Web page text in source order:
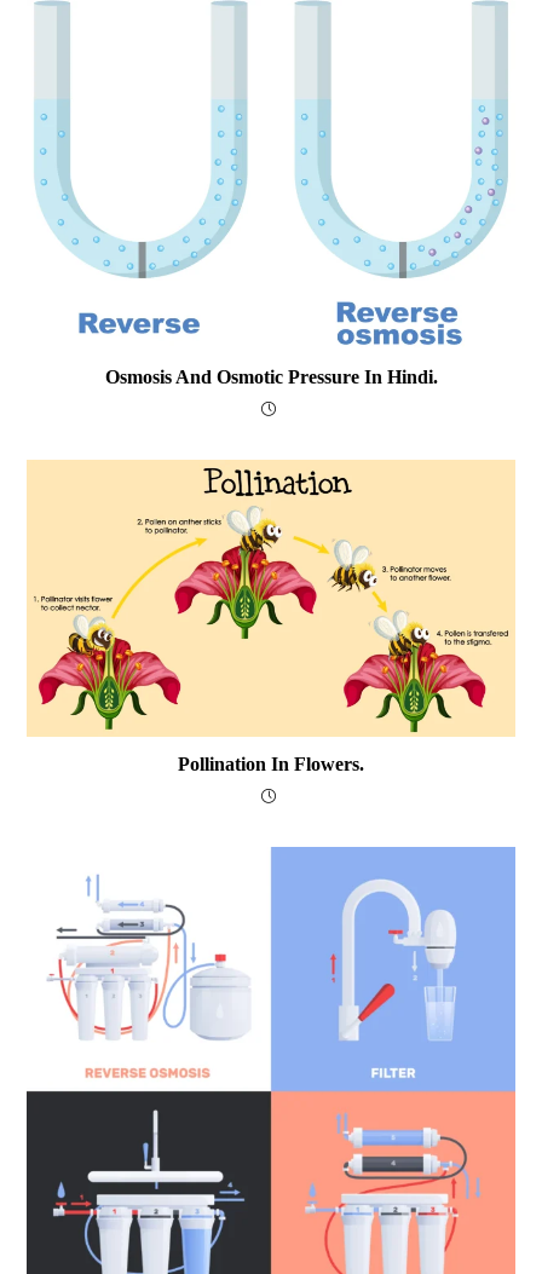
Osmosis And Osmotic Pressure In Hindi.
Pollination In Flowers.